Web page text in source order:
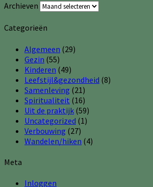
Archieven
Categorieën
Algemeen (29)
Gezin (55)
Kinderen (49)
Leefstijl&gezondheid (8)
Samenleving (21)
Spiritualiteit (16)
Uit de praktijk (59)
Uncategorized (1)
Verbouwing (27)
Wandelen/hiken (4)
Meta
Inloggen